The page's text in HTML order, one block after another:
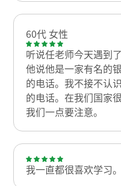
60代 女性
听说任老师今天遇到
他说他是一家有名的
的电话。我不接不认
的电话。在我们国家
我们一点要注意。
我一直都很喜欢学习。